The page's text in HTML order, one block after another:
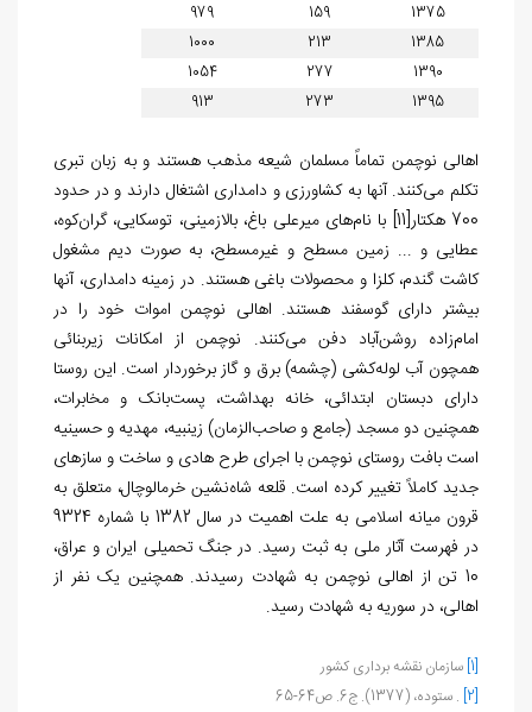
1375
159
979
1385
213
1000
1390
277
1054
1395
273
913
اهالی نوچمن تماماً مسلمان شیعه مذهب هستند و به زبان تبری
تکلم می‌کنند. آنها به کشاورزی و دامداری اشتغال دارند و در حدود
700 هکتار
[11]
با نام‌های میرعلی باغ، بالازمینی، توسکایی، گران‌کوه،
عطایی و ... زمین مسطح و غیرمسطح، به صورت دیم مشغول
کاشت گندم، کلزا و محصولات باغی هستند. در زمینه دامداری، آنها
بیشتر دارای گوسفند هستند. اهالی نوچمن اموات خود را در
امام‌زاده روشن‌آباد دفن می‌کنند. نوچمن از امکانات زیربنائی
همچون آب لوله‌کشی (چشمه) برق و گاز برخوردار است. این روستا
دارای دبستان ابتدائی، خانه بهداشت، پست‌بانک و مخابرات،
همچنین دو مسجد (جامع و صاحب‌الزمان) زینبیه، مهدیه و حسینیه
است بافت روستای نوچمن با اجرای طرح هادی و ساخت و سازهای
جدید کاملاً تغییر کرده است. قلعه شاه‌نشین خرمالوچال، متعلق به
قرون میانه اسلامی به علت اهمیت در سال 1382 با شماره 9324
در فهرست آثار ملی به ثبت رسید. در جنگ تحمیلی ایران و عراق،
10 تن از اهالی نوچمن به شهادت رسیدند. همچنین یک نفر از
اهالی، در سوریه به شهادت رسید.
[1] سازمان نقشه برداری کشور
[2] . ستوده، (1377). ج6. ص64-65